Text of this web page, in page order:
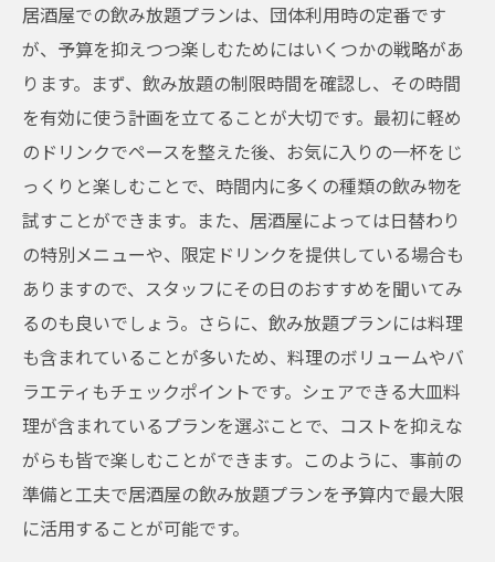
居酒屋での飲み放題プランは、団体利用時の定番です
が、予算を抑えつつ楽しむためにはいくつかの戦略があ
ります。まず、飲み放題の制限時間を確認し、その時間
を有効に使う計画を立てることが大切です。最初に軽め
のドリンクでペースを整えた後、お気に入りの一杯をじ
っくりと楽しむことで、時間内に多くの種類の飲み物を
試すことができます。また、居酒屋によっては日替わり
の特別メニューや、限定ドリンクを提供している場合も
ありますので、スタッフにその日のおすすめを聞いてみ
るのも良いでしょう。さらに、飲み放題プランには料理
も含まれていることが多いため、料理のボリュームやバ
ラエティもチェックポイントです。シェアできる大皿料
理が含まれているプランを選ぶことで、コストを抑えな
がらも皆で楽しむことができます。このように、事前の
準備と工夫で居酒屋の飲み放題プランを予算内で最大限
に活用することが可能です。